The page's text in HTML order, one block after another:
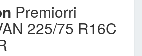
Premiorri
225/75 R16C